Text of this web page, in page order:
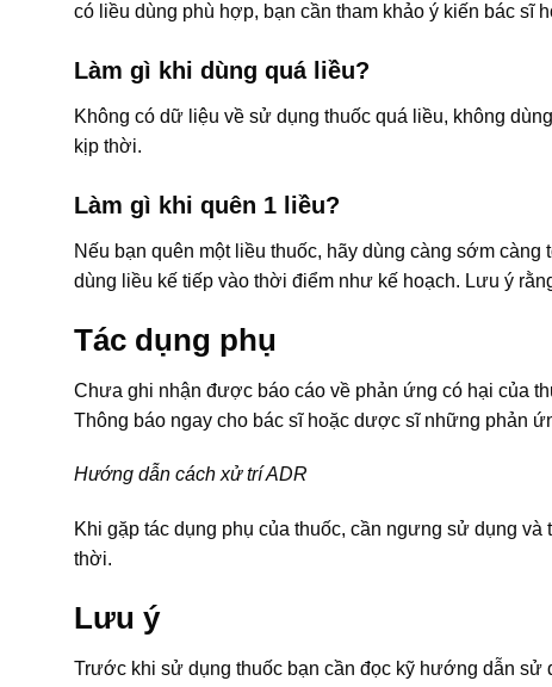
có liều dùng phù hợp, bạn cần tham khảo ý kiến bác sĩ
Làm gì khi dùng quá liều?
Không có dữ liệu về sử dụng thuốc quá liều, không
kịp thời.
Làm gì khi quên 1 liều?
Nếu bạn quên một liều thuốc, hãy dùng càng sớm
dùng liều kế tiếp vào thời điểm như kế hoạch. Lưu ý
Tác dụng phụ
Chưa ghi nhận được báo cáo về phản ứng có hại của
Thông báo ngay cho bác sĩ hoặc dược sĩ những phản
Hướng dẫn cách xử trí ADR
Khi gặp tác dụng phụ của thuốc, cần ngưng sử dụng
thời.
Lưu ý
Trước khi sử dụng thuốc bạn cần đọc kỹ hướng dẫn sử